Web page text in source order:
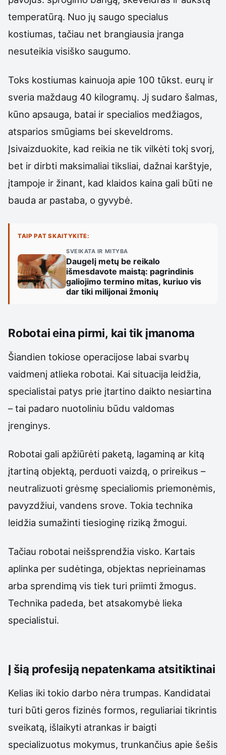
temperatūrą. Nuo jų saugo specialus
kostiumas, tačiau net brangiausia įranga
nesuteikia visiško saugumo.
Toks kostiumas kainuoja apie 100 tūkst. eurų ir
sveria maždaug 40 kilogramų. Jį sudaro šalmas,
kūno apsauga, batai ir specialios medžiagos,
atsparios smūgiams bei skeveldroms.
Įsivaizduokite, kad reikia ne tik vilkėti tokį svorį,
bet ir dirbti maksimaliai tiksliai, dažnai karštyje,
įtampoje ir žinant, kad klaidos kaina gali būti ne
bauda ar pastaba, o gyvybė.
TAIP PAT SKAITYKITE:
SVEIKATA IR MITYBA
Daugelį metų be reikalo
išmesdavote maistą: pagrindinis
galiojimo termino mitas, kuriuo vis
dar tiki milijonai žmonių
Robotai eina pirmi, kai tik įmanoma
Šiandien tokiose operacijose labai svarbų
vaidmenį atlieka robotai. Kai situacija leidžia,
specialistai patys prie įtartino daikto nesiartina
– tai padaro nuotoliniu būdu valdomas
įrenginys.
Robotai gali apžiūrėti paketą, lagaminą ar kitą
įtartiną objektą, perduoti vaizdą, o prireikus –
neutralizuoti grėsmę specialiomis priemonėmis,
pavyzdžiui, vandens srove. Tokia technika
leidžia sumažinti tiesioginę riziką žmogui.
Tačiau robotai neišsprendžia visko. Kartais
aplinka per sudėtinga, objektas neprieinamas
arba sprendimą vis tiek turi priimti žmogus.
Technika padeda, bet atsakomybė lieka
specialistui.
Į šią profesiją nepatenkama atsitiktinai
Kelias iki tokio darbo nėra trumpas. Kandidatai
turi būti geros fizinės formos, reguliariai tikrintis
sveikatą, išlaikyti atrankas ir baigti
specializuotus mokymus, trunkančius apie šešis